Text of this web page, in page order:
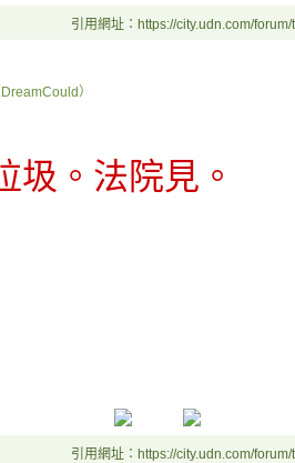
引用網址：https://city.udn.com/
）
圾。法院見。
引用網址：https://city.udn.com/